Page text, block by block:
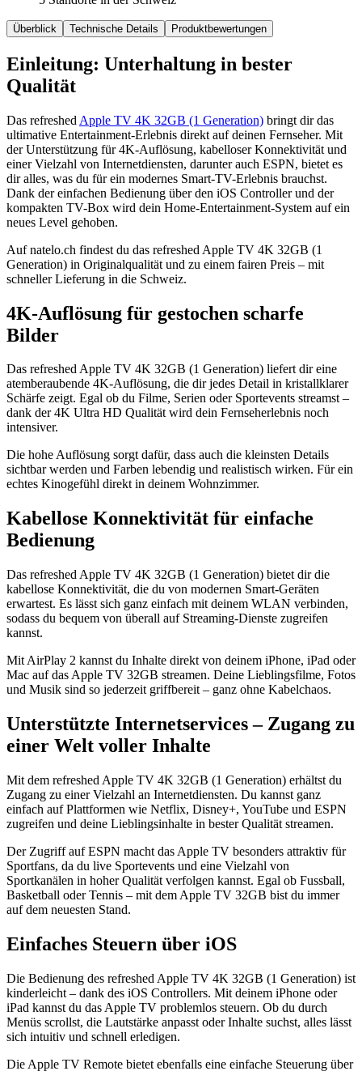
Überblick Technische Details Produktbewertungen
Einleitung: Unterhaltung in bester
Qualität
Das refreshed Apple TV 4K 32GB (1 Generation) bringt dir das
ultimative Entertainment-Erlebnis direkt auf deinen Fernseher. Mit
der Unterstützung für 4K-Auflösung, kabelloser Konnektivität und
einer Vielzahl von Internetdiensten, darunter auch ESPN, bietet es
dir alles, was du für ein modernes Smart-TV-Erlebnis brauchst.
Dank der einfachen Bedienung über den iOS Controller und der
kompakten TV-Box wird dein Home-Entertainment-System auf ein
neues Level gehoben.
Auf natelo.ch findest du das refreshed Apple TV 4K 32GB (1
Generation) in Originalqualität und zu einem fairen Preis – mit
schneller Lieferung in die Schweiz.
4K-Auflösung für gestochen scharfe
Bilder
Das refreshed Apple TV 4K 32GB (1 Generation) liefert dir eine
atemberaubende 4K-Auflösung, die dir jedes Detail in kristallklarer
Schärfe zeigt. Egal ob du Filme, Serien oder Sportevents streamst –
dank der 4K Ultra HD Qualität wird dein Fernseherlebnis noch
intensiver.
Die hohe Auflösung sorgt dafür, dass auch die kleinsten Details
sichtbar werden und Farben lebendig und realistisch wirken. Für ein
echtes Kinogefühl direkt in deinem Wohnzimmer.
Kabellose Konnektivität für einfache
Bedienung
Das refreshed Apple TV 4K 32GB (1 Generation) bietet dir die
kabellose Konnektivität, die du von modernen Smart-Geräten
erwartest. Es lässt sich ganz einfach mit deinem WLAN verbinden,
sodass du bequem von überall auf Streaming-Dienste zugreifen
kannst.
Mit AirPlay 2 kannst du Inhalte direkt von deinem iPhone, iPad oder
Mac auf das Apple TV 32GB streamen. Deine Lieblingsfilme, Fotos
und Musik sind so jederzeit griffbereit – ganz ohne Kabelchaos.
Unterstützte Internetservices – Zugang zu
einer Welt voller Inhalte
Mit dem refreshed Apple TV 4K 32GB (1 Generation) erhältst du
Zugang zu einer Vielzahl an Internetdiensten. Du kannst ganz
einfach auf Plattformen wie Netflix, Disney+, YouTube und ESPN
zugreifen und deine Lieblingsinhalte in bester Qualität streamen.
Der Zugriff auf ESPN macht das Apple TV besonders attraktiv für
Sportfans, da du live Sportevents und eine Vielzahl von
Sportkanälen in hoher Qualität verfolgen kannst. Egal ob Fussball,
Basketball oder Tennis – mit dem Apple TV 32GB bist du immer
auf dem neuesten Stand.
Einfaches Steuern über iOS
Die Bedienung des refreshed Apple TV 4K 32GB (1 Generation) ist
kinderleicht – dank des iOS Controllers. Mit deinem iPhone oder
iPad kannst du das Apple TV problemlos steuern. Ob du durch
Menüs scrollst, die Lautstärke anpasst oder Inhalte suchst, alles lässt
sich intuitiv und schnell erledigen.
Die Apple TV Remote bietet ebenfalls eine einfache Steuerung über